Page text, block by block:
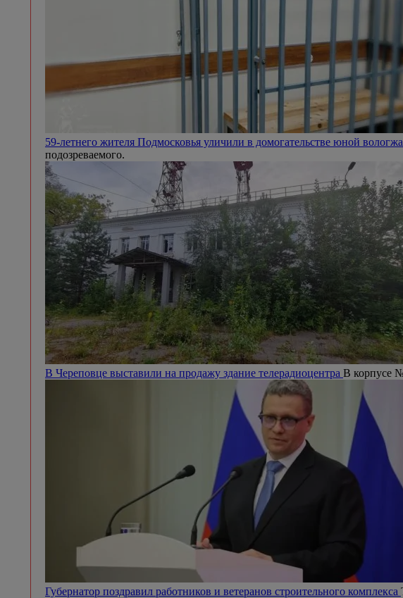
59-летнего жителя Подмосковья уличили в домогательстве юной
подозреваемого.
В Череповце выставили на продажу здание телерадиоцентра В корпусе №
Губернатор поздравил работников и ветеранов строительного комплекса